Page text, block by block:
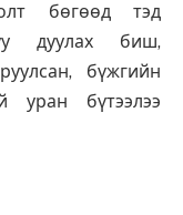
бөгөөд тэд
дуулах биш,
бүжгийн
уран бүтээлээ